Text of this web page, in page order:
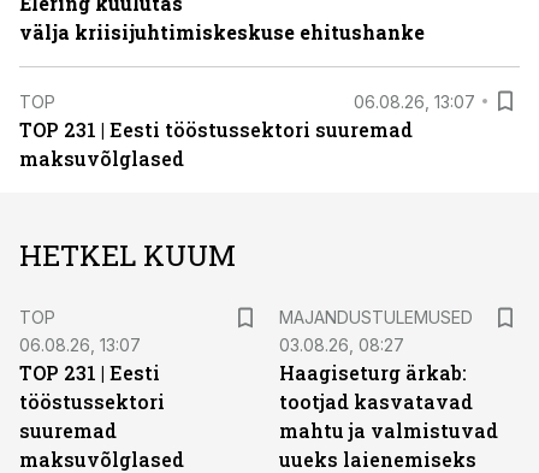
välja kriisijuhtimiskeskuse ehitushanke
TOP 06.08.26, 13:07
TOP 231 | Eesti tööstussektori suuremad
maksuvõlglased
HETKEL KUUM
TOP
06.08.26, 13:07
TOP 231 | Eesti
tööstussektori
suuremad
maksuvõlglased
MAJANDUSTULEMUSED
03.08.26, 08:27
Haagiseturg ärkab:
tootjad kasvatavad
mahtu ja valmistuvad
uueks laienemiseks